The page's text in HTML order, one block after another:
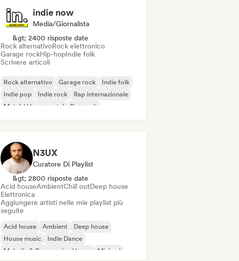
indie now
Media/Giornalista
&gt; 2400 risposte date
Rock alternativoRock elettronico
Garage rockHip-hopIndie folk
Scrivere articoli
Rock alternativo Garage rock
Indie folk
Indie pop
Indie rock
Rap internazionale
Metal / Heavy metal
Pop rock
N3UX
Curatore Di Playlist
&gt; 2800 risposte date
Acid houseAmbientChill outDeep house
Elettronica
Aggiungere artisti nelle mie playlist più
seguite
Acid house Ambient
Deep house
House music
Indie Dance
Melodic & Progressive House
Minimal